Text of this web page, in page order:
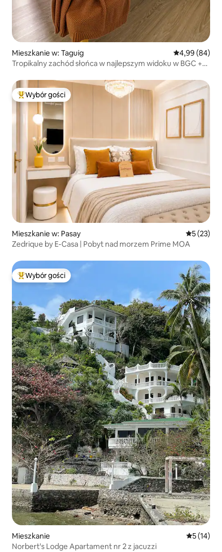
Mieszkanie w: Taguig Średnia
4,99 (84)
Tropikalny zachód słońca w najlepszym widoku w BGC +
Najpopularniejsze z kategorii Wybór gości
Wybór gości
Mieszkanie w: Pasay Średnia
5 (23)
Zedrique by E-Casa | Pobyt nad morzem Prime MOA
Najpopularniejsze z kategorii Wybór gości
Wybór gości
Mieszkanie Średnia
5 (14)
Norbert's Lodge Apartament nr 2 z jacuzzi